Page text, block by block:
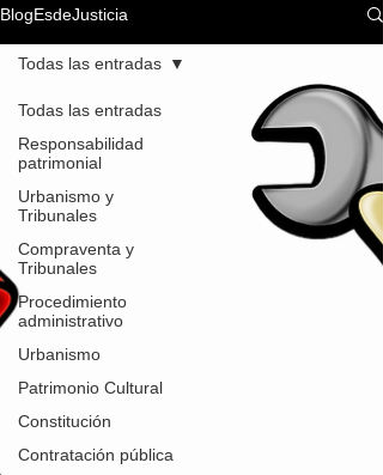
BlogEsdeJusticia
Todas las entradas
Responsabilidad
patrimonial
Urbanismo y
Tribunales
Compraventa y
Tribunales
Procedimiento
administrativo
Urbanismo
Patrimonio Cultural
Constitución
Contratación pública
Todas las entradas